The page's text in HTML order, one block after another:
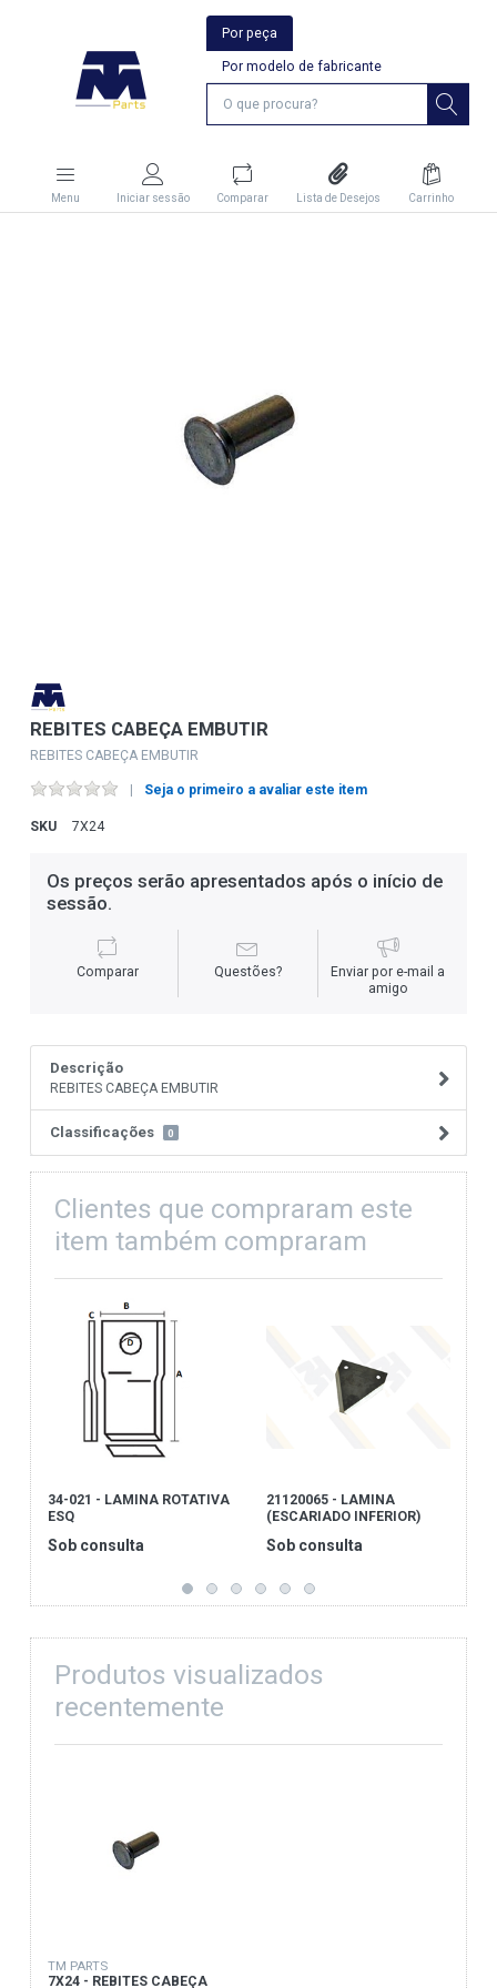
Por peça
Por modelo de fabricante
Menu Iniciar sessão Comparar Lista de Desejos Carrinho
REBITES CABEÇA EMBUTIR
REBITES CABEÇA EMBUTIR
Seja o primeiro a avaliar este item
SKU 7X24
Os preços serão apresentados após o início de
sessão.
Comparar Questões?
Enviar por e-mail a
amigo
Descrição
REBITES CABEÇA EMBUTIR
Classificações 0
Clientes que compraram este
item também compraram
34-021 - LAMINA ROTATIVA
ESQ
Sob consulta
21120065 - LAMINA
(ESCARIADO INFERIOR)
Sob consulta
Produtos visualizados
recentemente
TM PARTS
7X24 - REBITES CABEÇA